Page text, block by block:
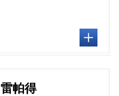
雷帕得